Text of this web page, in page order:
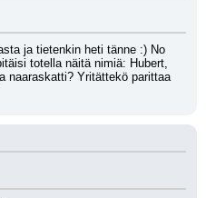
ja tietenkin heti tänne :) No
totella näitä nimiä: Hubert,
naaraskatti? Yritättekö parittaa